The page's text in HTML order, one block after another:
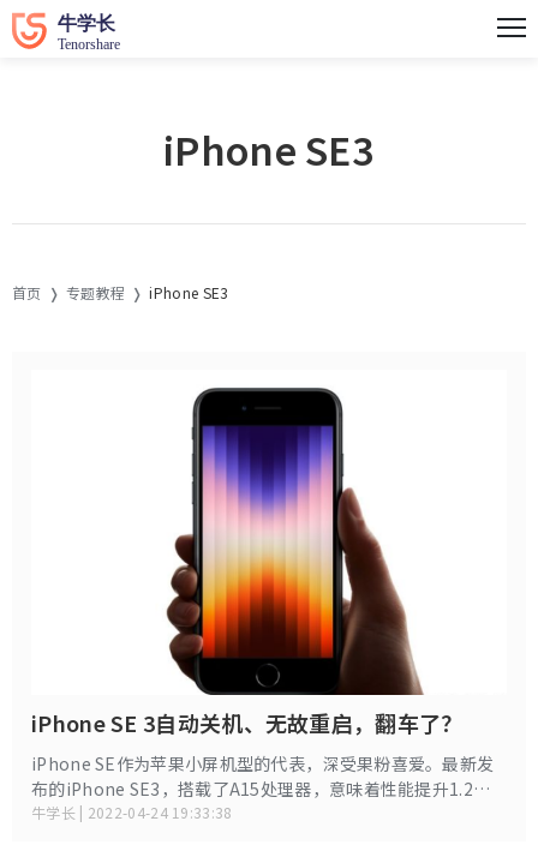
iPhone SE3
首页 专题教程 iPhone SE3
iPhone SE 3自动关机、无故重启，翻车了？
iPhone SE作为苹果小屏机型的代表，深受果粉喜爱。最新发
布的iPhone SE3，搭载了A15处理器，意味着性能提升1.2
倍，续航也比上一代多了2小时。就在部分小屏爱好者，犹豫购
牛学长 | 2022-04-24 19:33:38